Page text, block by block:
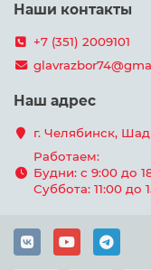
Наши контакты
+7 (351) 2009101
Наш адрес
г. Челябинск,
Работаем:
Будни: с 9:00 до
Суббота: 11:00 до